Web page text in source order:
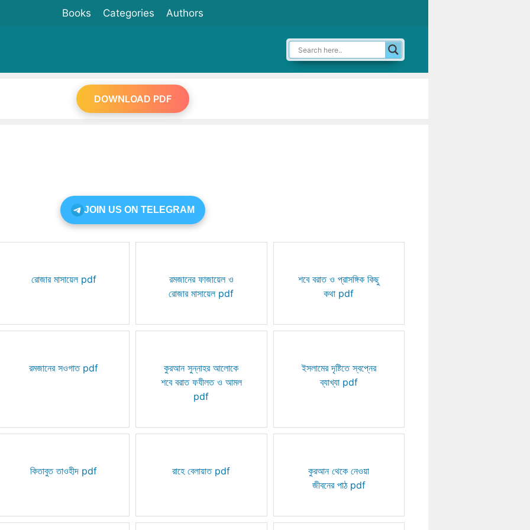
Books Categories Authors
DOWNLOAD PDF
JOIN US ON TELEGRAM
রোজার মাসায়েল pdf
রমজানের ফাজায়েল ও
রোজার মাসায়েল pdf
শবে বরাত ও প্রাসঙ্গিক কিছু
কথা pdf
রমজানের সওগাত pdf
কুরআন সুন্নাহর আলোকে
শবে বরাত ফযীলত ও আমল
pdf
ইসলামের দৃষ্টিতে স্বপ্নের
ব্যাখ্যা pdf
কিতাবুত তাওহীদ pdf রাহে বেলায়াত pdf
কুরআন থেকে নেওয়া
জীবনের পাঠ pdf